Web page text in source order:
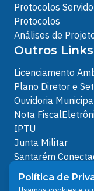
Protocolos
Protocolos
Análises de
Outros Links
Licenciamento
Plano Diretor e
Ouvidoria
Nota
IPTU
Junta Militar
Santarém
Política de
People
Política de